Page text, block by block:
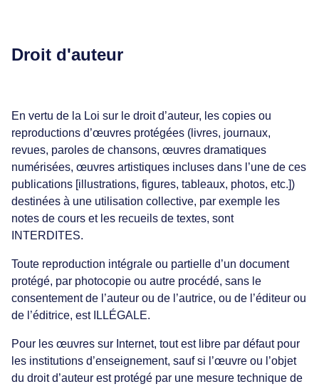
Droit d'auteur
En vertu de la Loi sur le droit d’auteur, les copies ou
reproductions d’œuvres protégées (livres, journaux,
revues, paroles de chansons, œuvres dramatiques
numérisées, œuvres artistiques incluses dans l’une de ces
publications [illustrations, figures, tableaux, photos, etc.])
destinées à une utilisation collective, par exemple les
notes de cours et les recueils de textes, sont
INTERDITES.
Toute reproduction intégrale ou partielle d’un document
protégé, par photocopie ou autre procédé, sans le
consentement de l’auteur ou de l’autrice, ou de l’éditeur ou
de l’éditrice, est ILLÉGALE.
Pour les œuvres sur Internet, tout est libre par défaut pour
les institutions d’enseignement, sauf si l’œuvre ou l’objet
du droit d’auteur est protégé par une mesure technique de